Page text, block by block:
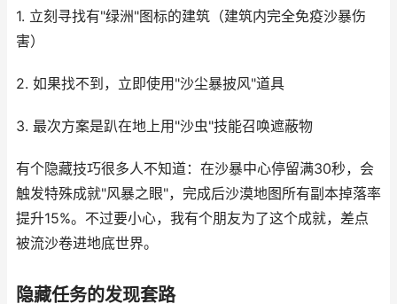
1. 立刻寻找有"绿洲"图标的建筑（建筑内完全免疫沙暴伤
害）
2. 如果找不到，立即使用"沙尘暴披风"道具
3. 最次方案是趴在地上用"沙虫"技能召唤遮蔽物
有个隐藏技巧很多人不知道：在沙暴中心停留满30秒，会
触发特殊成就"风暴之眼"，完成后沙漠地图所有副本掉落率
提升15%。不过要小心，我有个朋友为了这个成就，差点
被流沙卷进地底世界。
隐藏任务的发现套路